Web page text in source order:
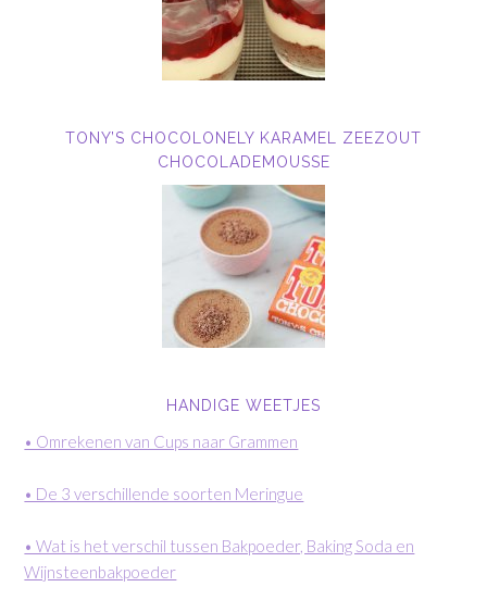
TONY’S CHOCOLONELY KARAMEL ZEEZOUT
CHOCOLADEMOUSSE
HANDIGE WEETJES
• Omrekenen van Cups naar Grammen
• De 3 verschillende soorten Meringue
• Wat is het verschil tussen Bakpoeder, Baking Soda en
Wijnsteenbakpoeder